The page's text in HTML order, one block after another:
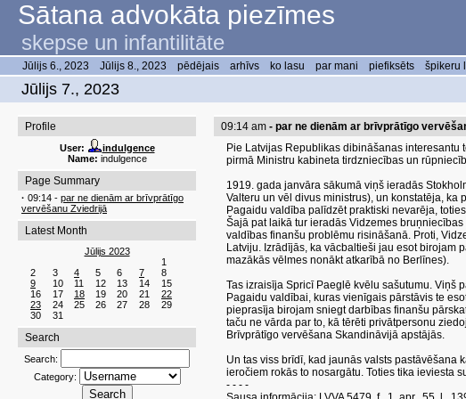
Sātana advokāta piezīmes
skepse un infantilitāte
Jūlijs 6., 2023 Jūlijs 8., 2023 pēdējais arhīvs ko lasu par mani piefiksēts špikeru
Jūlijs 7., 2023
Profile
User:
indulgence
Name: indulgence
Page Summary
· 09:14 - par ne dienām ar brīvprātīgo
vervēšanu Zviedrijā
Latest Month
Jūlijs 2023
1
2
3 4 5 6 7
8
9
10 11 12 13 14
15
16
17 18 19 20 21
22
23
24 25 26 27 28
29
30
31
Search
Search:
Category:
09:14 am - par ne dienām ar brīvprātīgo
Pie Latvijas Republikas dibināšanas
pirmā Ministru kabineta tirdzniecības un
1919. gada janvāra sākumā viņš ieradās
Valteru un vēl divus ministrus), un konstatēja,
Pagaidu valdība palīdzēt praktiski nevarēja,
Šajā pat laikā tur ieradās Vidzemes
valdības finanšu problēmu risināšanā. Proti,
Latviju. Izrādījās, ka vācbaltieši jau esot birojam
mazākās vēlmes nonākt atkarībā no Berlīnes).
Tas izraisīja Spricī Paeglē kvēlu sašutumu. Viņš
Pagaidu valdībai, kuras vienīgais pārstāvis te
pieprasīja birojam sniegt darbības finanšu
taču ne vārda par to, kā tērēti privātpersonu
Brīvprātīgo vervēšana Skandināvijā apstājās.
Un tas viss brīdī, kad jaunās valsts
ieročiem rokās to nosargātu. Toties tika ieviesta
- - - -